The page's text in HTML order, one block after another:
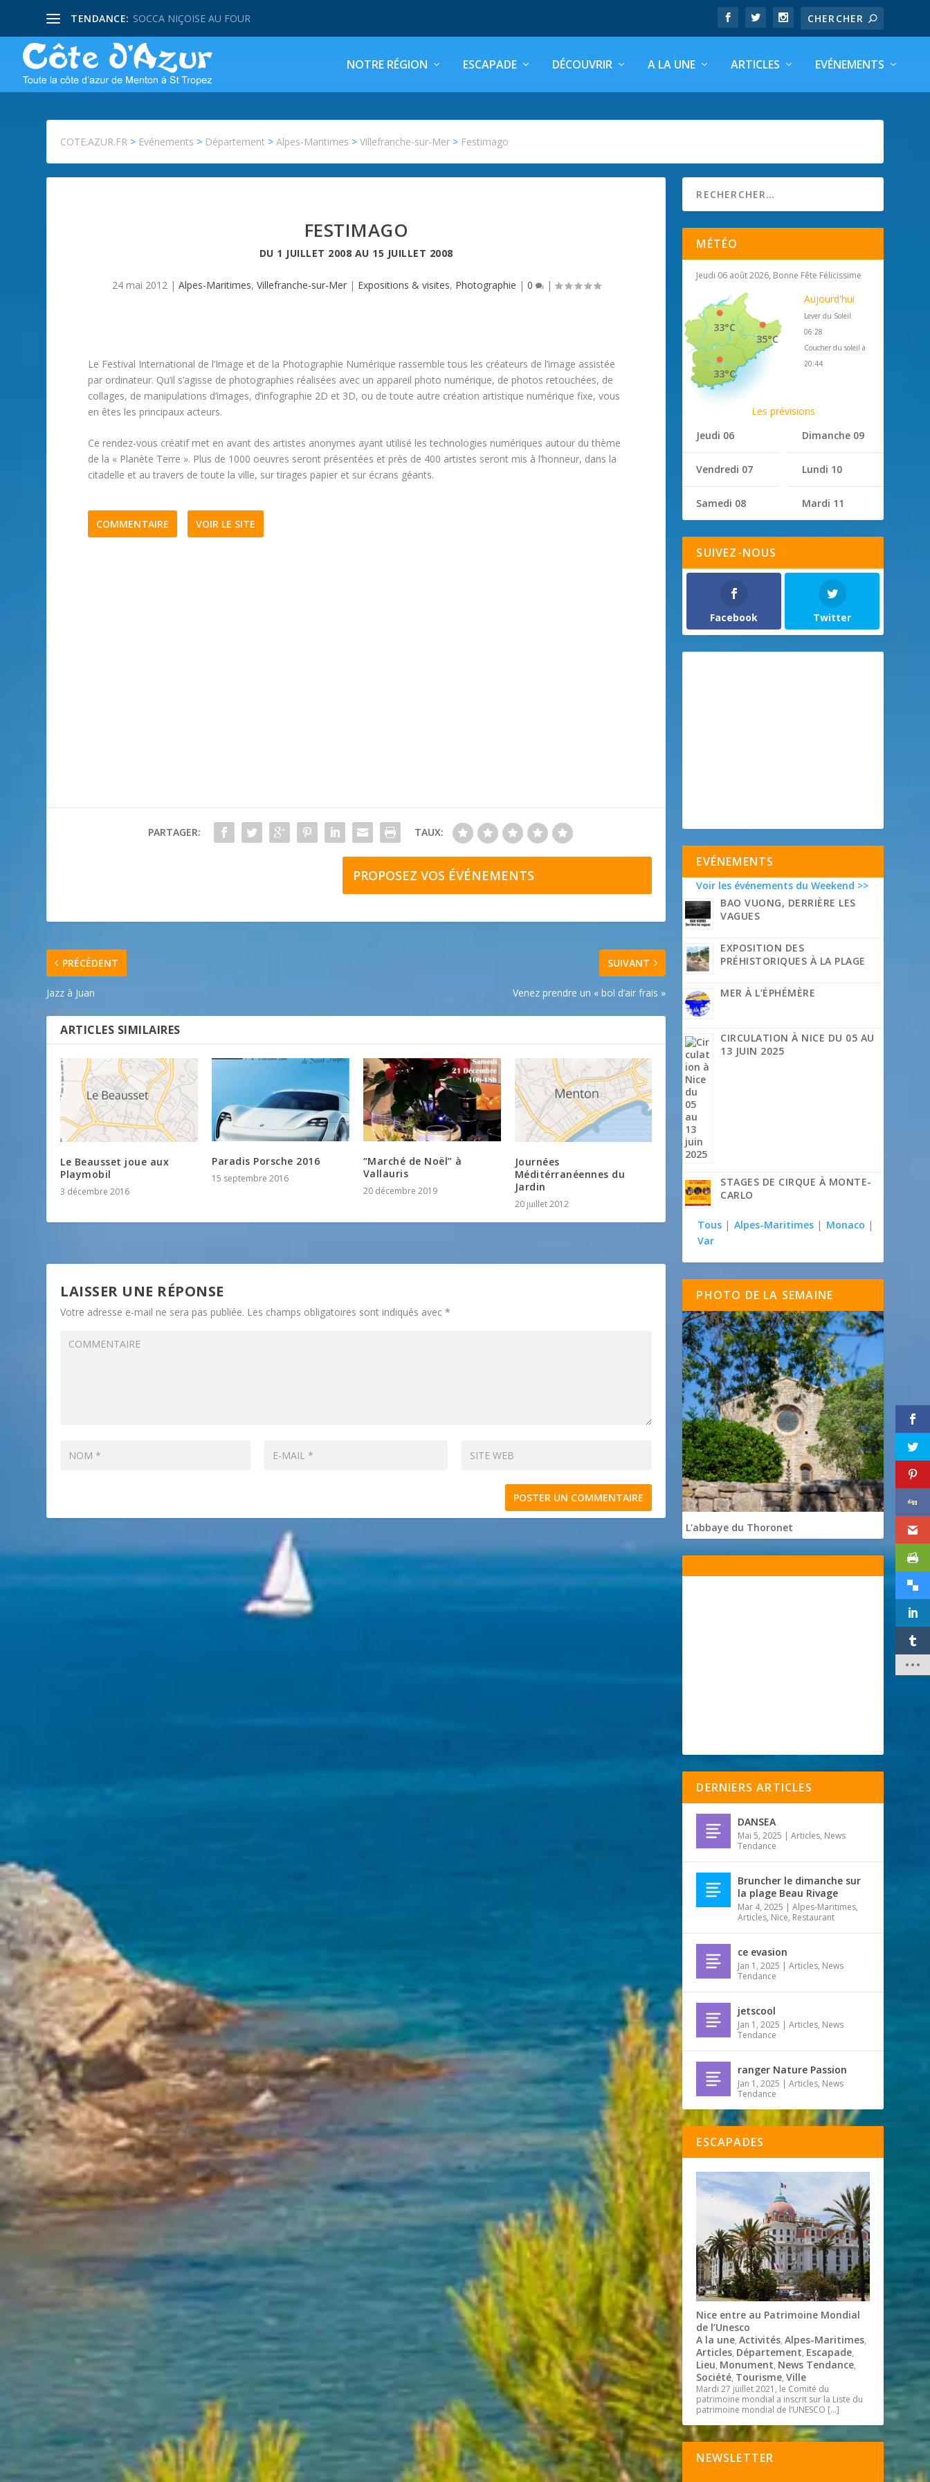
TENDANCE: SOCCA NIÇOISE AU FOUR
NOTRE RÉGION ESCAPADE DÉCOUVRIR A LA UNE ARTICLES EVÉNEMENTS
COTE.AZUR.FR > Evénements > Département >Alpes-Maritimes >Villefranche-sur-Mer > Festimago
FESTIMAGO
DU 1 JUILLET 2008 AU 15 JUILLET 2008
24 mai 2012| Alpes-Maritimes, Villefranche-sur-Mer| Expositions & visites, Photographie | 0 |
Le Festival International de l’Image et de la Photographie Numérique rassemble tous les créateurs de l’image assistée
par ordinateur. Qu’il s’agisse de photographies réalisées avec un appareil photo numérique, de photos retouchées, de
collages, de manipulations d’images, d’infographie 2D et 3D, ou de toute autre création artistique numérique fixe, vous
en êtes les principaux acteurs.
Ce rendez-vous créatif met en avant des artistes anonymes ayant utilisé les technologies numériques autour du thème
de la « Planète Terre ». Plus de 1000 oeuvres seront présentées et près de 400 artistes seront mis à l’honneur, dans la
citadelle et au travers de toute la ville, sur tirages papier et sur écrans géants.
COMMENTAIRE VOIR LE SITE
PARTAGER: TAUX:
PROPOSEZ VOS ÉVÉNEMENTS
PRÉCÉDENT
Jazz à Juan
SUIVANT
Venez prendre un « bol d’air frais »
ARTICLES SIMILAIRES
Le Beausset joue aux
Playmobil
3 décembre 2016
Paradis Porsche 2016
15 septembre 2016
“Marché de Noël” à
Vallauris
20 décembre 2019
Journées
Méditérranéennes du
Jardin
20 juillet 2012
LAISSER UNE RÉPONSE
Votre adresse e-mail ne sera pas publiée. Les champs obligatoires sont indiqués avec*
MÉTÉO
Jeudi 06 août 2026, Bonne Fête Félicissime
35°C
33°C
33°C
Aujourd'hui
Lever du Soleil
06:28
Coucher du soleil à
20:44
Les prévisions
Jeudi 06
Vendredi 07
Samedi 08
Dimanche 09
Lundi 10
Mardi 11
SUIVEZ-NOUS
Facebook Twitter
EVÉNEMENTS
Voir les événements du Weekend >>
BAO VUONG, DERRIÈRE LES
VAGUES
EXPOSITION DES
PRÉHISTORIQUES À LA PLAGE
MER À L’ÉPHÉMÈRE
CIRCULATION À NICE DU 05 AU
13 JUIN 2025
STAGES DE CIRQUE À MONTE-
CARLO
Tous | Alpes-Maritimes | Monaco |
Var
PHOTO DE LA SEMAINE
L'abbaye du Thoronet
DERNIERS ARTICLES
DANSEA
Mai 5, 2025 |Articles, News
Tendance
Bruncher le dimanche sur
la plage Beau Rivage
Mar 4, 2025 |Alpes-Maritimes,
Articles, Nice, Restaurant
ce evasion
Jan 1, 2025 |Articles, News
Tendance
jetscool
Jan 1, 2025 |Articles, News
Tendance
ranger Nature Passion
Jan 1, 2025 |Articles, News
Tendance
ESCAPADES
Nice entre au Patrimoine Mondial
de l’Unesco
A la une,Activités,Alpes-Maritimes,
Articles, Département, Escapade,
Lieu, Monument, News Tendance,
Société, Tourisme,Ville
Mardi 27 juillet 2021, le Comité du
patrimoine mondial a inscrit sur la Liste du
patrimoine mondial de l’UNESCO […]
NEWSLETTER